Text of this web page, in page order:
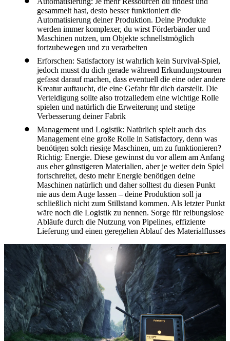
gesammelt hast, desto besser funktioniert die
Automatisierung deiner Produktion. Deine Produkte
werden immer komplexer, du wirst Förderbänder und
Maschinen nutzen, um Objekte schnellstmöglich
fortzubewegen und zu verarbeiten
Erforschen: Satisfactory ist wahrlich kein Survival-Spiel,
jedoch musst du dich gerade während Erkundungstouren
gefasst darauf machen, dass eventuell die eine oder andere
Kreatur auftaucht, die eine Gefahr für dich darstellt. Die
Verteidigung sollte also trotzalledem eine wichtige Rolle
spielen und natürlich die Erweiterung und stetige
Verbesserung deiner Fabrik
Management und Logistik: Natürlich spielt auch das
Management eine große Rolle in Satisfactory, denn was
benötigen solch riesige Maschinen, um zu funktionieren?
Richtig: Energie. Diese gewinnst du vor allem am Anfang
aus eher günstigeren Materialien, aber je weiter dein Spiel
fortschreitet, desto mehr Energie benötigen deine
Maschinen natürlich und daher solltest du diesen Punkt
nie aus dem Auge lassen – deine Produktion soll ja
schließlich nicht zum Stillstand kommen. Als letzter Punkt
wäre noch die Logistik zu nennen. Sorge für reibungslose
Abläufe durch die Nutzung von Pipelines, effiziente
Lieferung und einen geregelten Ablauf des Materialflusses